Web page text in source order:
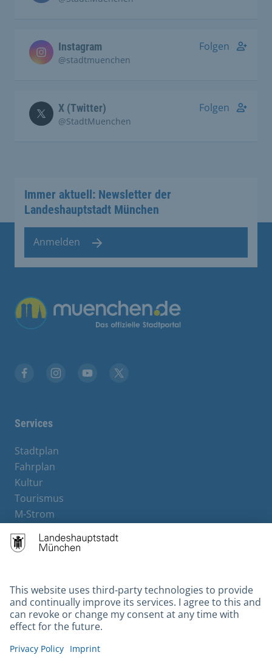
Instagram
@stadtmuenchen
Folgen
X (Twitter)
@StadtMuenchen
Folgen
Immer aktuell: Newsletter der
Landeshauptstadt München
Anmelden
Übergreifende Links
Services
Stadtplan
Fahrplan
Kultur
Tourismus
M-Strom
Hotels
Contact
Barrierefreiheit
Leichte Sprache
Gebärdensprache